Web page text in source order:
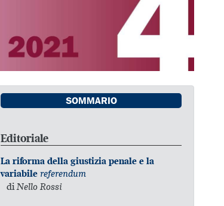
SOMMARIO
Editoriale
La riforma della giustizia penale e la
variabilereferendum
diNello Rossi